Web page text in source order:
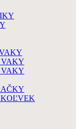
VAKY
VAKY